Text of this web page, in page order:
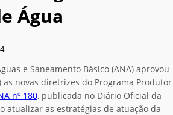
Água
e Saneamento Básico (ANA) aprovou
as novas diretrizes do Programa Produtor
nº 180, publicada no Diário Oficial da
atualizar as estratégias de atuação da